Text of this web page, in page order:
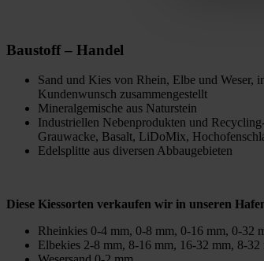
Baustoff – Handel
Sand und Kies von Rhein, Elbe und Weser,
Kundenwunsch zusammengestellt
Mineralgemische aus Naturstein
Industriellen Nebenprodukten und
Grauwacke, Basalt, LiDoMix,
Edelsplitte aus diversen Abbaugebieten
Diese Kiessorten verkaufen wir in unseren
Rheinkies 0-4 mm, 0-8 mm, 0-16 mm, 0-32
Elbekies 2-8 mm, 8-16 mm, 16-32 mm, 8-32